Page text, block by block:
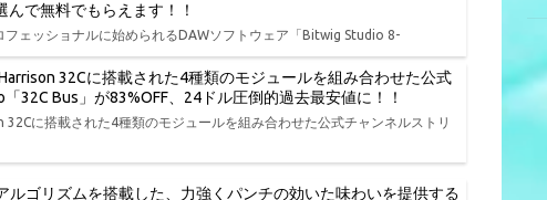
で無料でもらえます！！
ェッショナルに始められるDAWソフトウェア「Bitwig Studio 8-
32Cに搭載された4種類のモジュールを組み合わせた公式
32C Bus」が83%OFF、24ドル圧倒的過去最安値に！！
に搭載された4種類のモジュールを組み合わせた公式チャンネルストリ
ルゴリズムを搭載した、力強くパンチの効いた味わいを提供する